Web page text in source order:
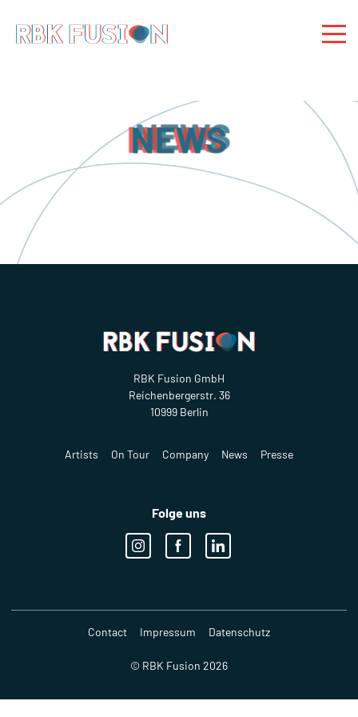
NEWS
RBK Fusion GmbH
Reichenbergerstr. 36
10999 Berlin
Artists On Tour Company News Presse
Folge uns
Contact Impressum Datenschutz
© RBK Fusion 2026